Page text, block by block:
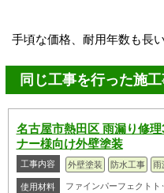
手頃な価格、耐用年数も長い
同じ工事を行った施工
名古屋市熱田区 雨漏り修
ナー様向け外壁塗装
工事内容 外壁塗装 防水工事 雨
使用材料 ファインパーフェクトト